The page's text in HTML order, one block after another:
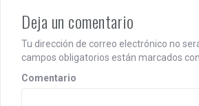
n
a
v
i
Deja un comentario
Tu dirección de correo electrónico no
campos obligatorios están marcados con
Comentario